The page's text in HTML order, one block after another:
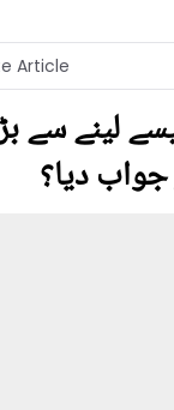
لینے سے
جواب دیا؟